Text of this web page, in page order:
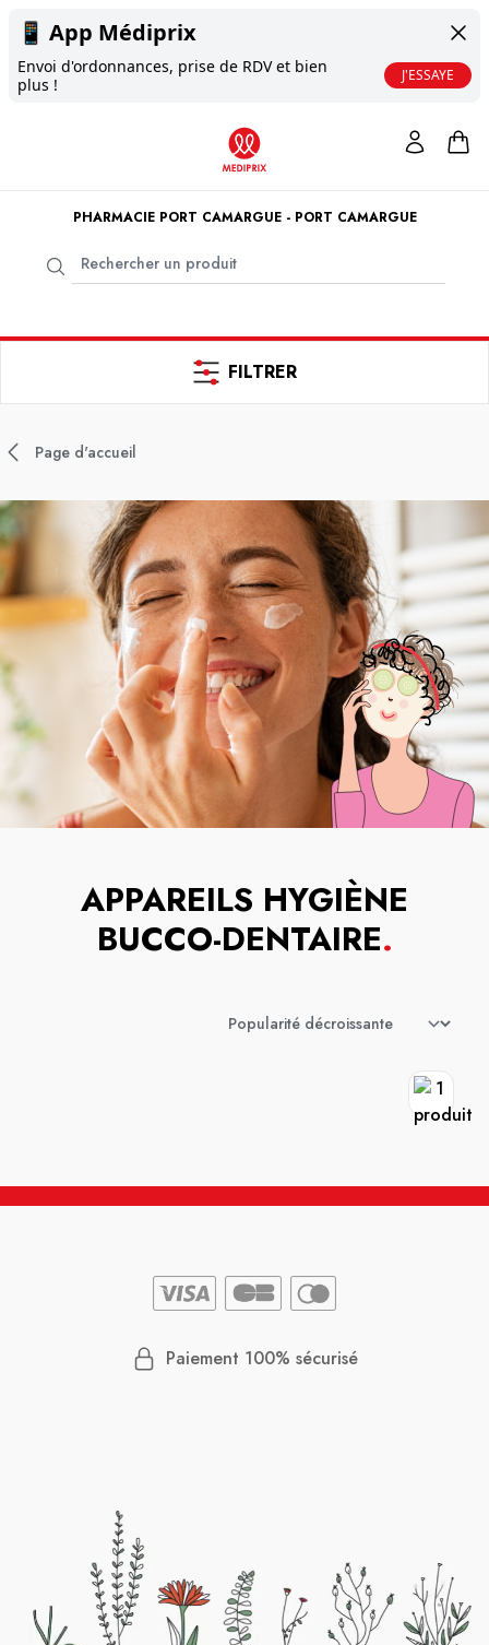
📱 App Médiprix
Envoi d'ordonnances, prise de RDV et bien
plus !
J'ESSAYE
PHARMACIE PORT CAMARGUE - PORT CAMARGUE
FILTRER
Page d'accueil
APPAREILS HYGIÈNE
BUCCO-DENTAIRE.
Paiement 100% sécurisé